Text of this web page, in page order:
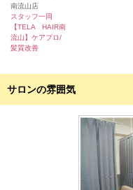
南流山店
スタッフ一同
【TELA HAIR南
流山】ケアプロ/
髪質改善
サロンの雰囲気